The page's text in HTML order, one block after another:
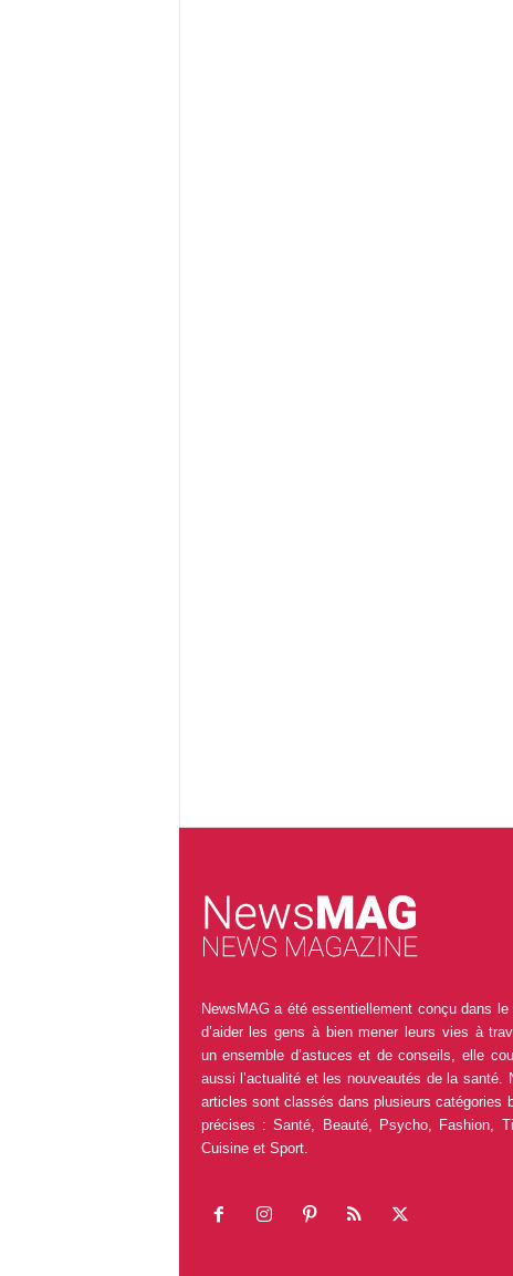
NewsMAG a été essentiellement conçu dans le
d’aider les gens à bien mener leurs vies à
un ensemble d’astuces et de conseils, elle
aussi l’actualité et les nouveautés de la santé.
articles sont classés dans plusieurs catégories
précises : Santé, Beauté, Psycho, Fashion,
Cuisine et Sport.